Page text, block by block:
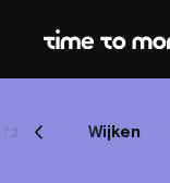
Home
Wijken
Scroll naar links